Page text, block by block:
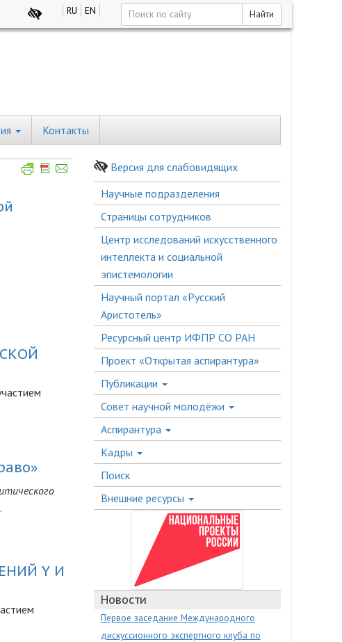
RU EN Найти
Контакты
Y И
Версия для слабовидящих
Боковое
меню
Научные подразделения
Страницы сотрудников
Центр исследований искусственного
интеллекта и социальной
эпистемологии
Научный портал «Русский
Аристотель»
Ресурсный центр ИФПР СО РАН
Проект «Открытая аспирантура»
Публикации
Совет научной молодёжи
Аспирантура
Кадры
Поиск
Внешние ресурсы
Новости
Первое заседание Международного
дискуссионного экспертного клуба по